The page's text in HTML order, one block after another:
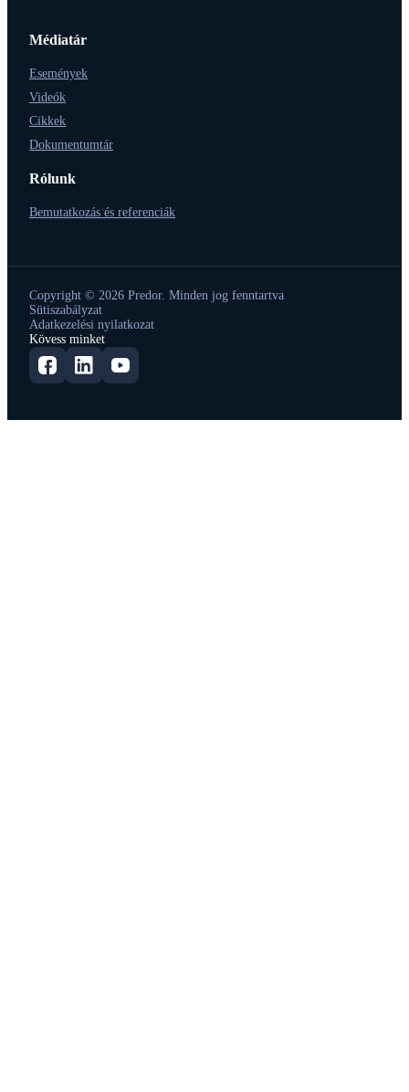
Médiatár
Események
Videók
Cikkek
Dokumentumtár
Rólunk
Bemutatkozás és referenciák
Copyright © 2026 Predor. Minden jog fenntartva
Sütiszabályzat
Adatkezelési nyilatkozat
Kövess minket